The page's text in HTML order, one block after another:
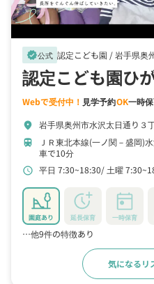
verified公式 認定こども園 /岩手県奥
認定こども園ひ
Webで受付中！ 見学予約OK一時
location_on 岩手県奥州市水沢太日通り３
train ＪＲ東北本線(一ノ関－盛岡)
車で10分
schedule 平日 7:30~18:30 土曜
園庭あり 延長保育 一時保育
…他9件の特徴あり
気になるリ